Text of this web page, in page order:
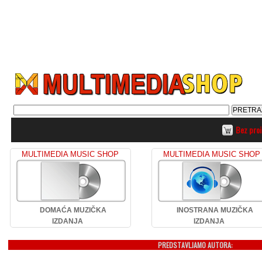
Bez
MULTIMEDIA MUSIC SHOP
DOMAĆA MUZIČKA
IZDANJA
MULTIMEDIA MUSIC SHOP
INOSTRANA MUZIČKA
IZDANJA
PREDSTAVLJAMO AUTORA: